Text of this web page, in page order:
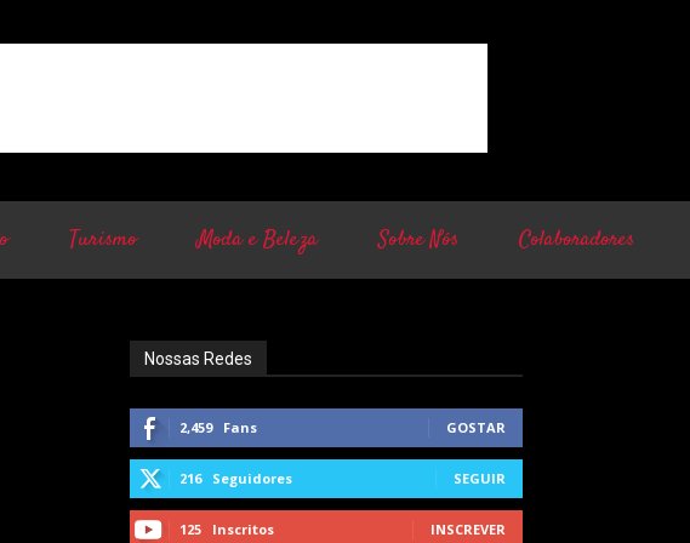
Turismo Moda e Beleza Sobre Nós Colaboradores
Nossas Redes
2,459 Fans GOSTAR
216 Seguidores SEGUIR
125 Inscritos INSCREVER